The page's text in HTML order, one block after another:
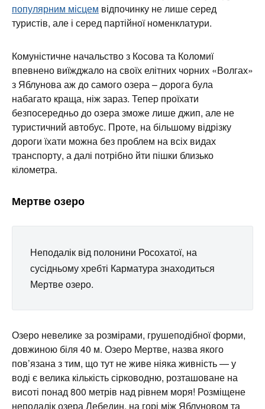
популярним місцем відпочинку не лише серед
туристів, але і серед партійної номенклатури.
Комуністичне начальство з Косова та Коломиї
впевнено виїжджало на своїх елітних чорних «Волгах»
з Яблунова аж до самого озера – дорога була
набагато краща, ніж зараз. Тепер проїхати
безпосередньо до озера зможе лише джип, але не
туристичний автобус. Проте, на більшому відрізку
дороги їхати можна без проблем на всіх видах
транспорту, а далі потрібно йти пішки близько
кілометра.
Мертве озеро
Неподалік від полонини Росохатої, на
сусідньому хребті Карматура знаходиться
Мертве озеро.
Озеро невелике за розмірами, грушеподібної форми,
довжиною біля 40 м. Озеро Мертве, назва якого
пов’язана з тим, що тут не живе ніяка живність — у
воді є велика кількість сірководню, розташоване на
висоті понад 800 метрів над рівнем моря! Розміщене
неподалік озера Лебедин, на горі між Яблуновом та